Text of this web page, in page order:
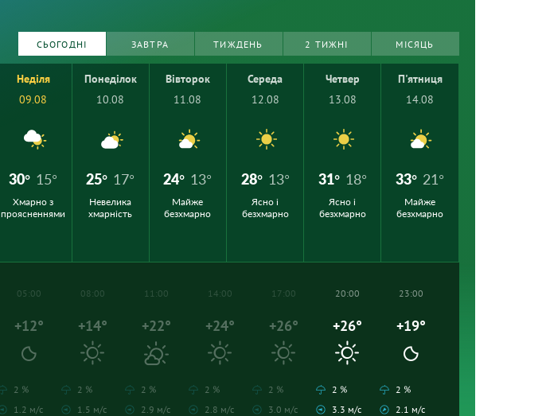
СЬОГОДНІ ЗАВТРА ТИЖДЕНЬ 2 ТИЖНІ МІСЯЦЬ
Неділя
09.08
30° 15°
Хмарно з
проясненнями
Понеділок
10.08
25° 17°
Невелика
хмарність
Вівторок
11.08
24° 13°
Майже
безхмарно
Середа
12.08
28° 13°
Ясно і
безхмарно
Четвер
13.08
31° 18°
Ясно і
безхмарно
П'ятниця
14.08
33° 21°
Майже
безхмарно
05:00
+12°
2 %
1.2 м/с
08:00
+14°
2 %
1.5 м/с
11:00
+22°
2 %
2.9 м/с
14:00
+24°
2 %
2.8 м/с
17:00
+26°
2 %
3.0 м/с
20:00
+26°
2 %
3.3 м/с
23:00
+19°
2 %
2.1 м/с